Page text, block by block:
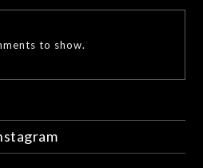
to show.